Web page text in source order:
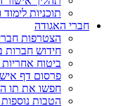
תוכניות
חברי האגודה
הצטרפות
חידוש חברות
ביטוח
פרסום דף
חפשו את תו
הטבות